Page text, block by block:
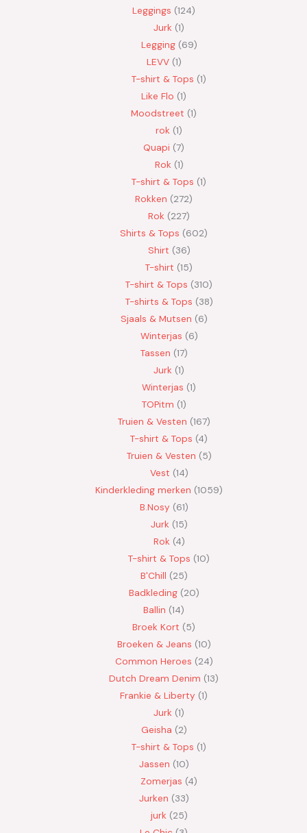
Leggings 124
Jurk 1
Legging 69
LEVV 1
T-shirt & Tops 1
Like Flo 1
Moodstreet 1
rok 1
Quapi 7
Rok 1
T-shirt & Tops 1
Rokken 272
Rok 227
Shirts & Tops 602
Shirt 36
T-shirt 15
T-shirt & Tops 310
T-shirts & Tops 38
Sjaals & Mutsen 6
Winterjas 6
Tassen 17
Jurk 1
Winterjas 1
TOPitm 1
Truien & Vesten 167
T-shirt & Tops 4
Truien & Vesten 5
Vest 14
Kinderkleding merken 1059
B.Nosy 61
Jurk 15
Rok 4
T-shirt & Tops 10
B'Chill 25
Badkleding 20
Ballin 14
Broek Kort 5
Broeken & Jeans 10
Common Heroes 24
Dutch Dream Denim 13
Frankie & Liberty 1
Jurk 1
Geisha 2
T-shirt & Tops 1
Jassen 10
Zomerjas 4
Jurken 33
jurk 25